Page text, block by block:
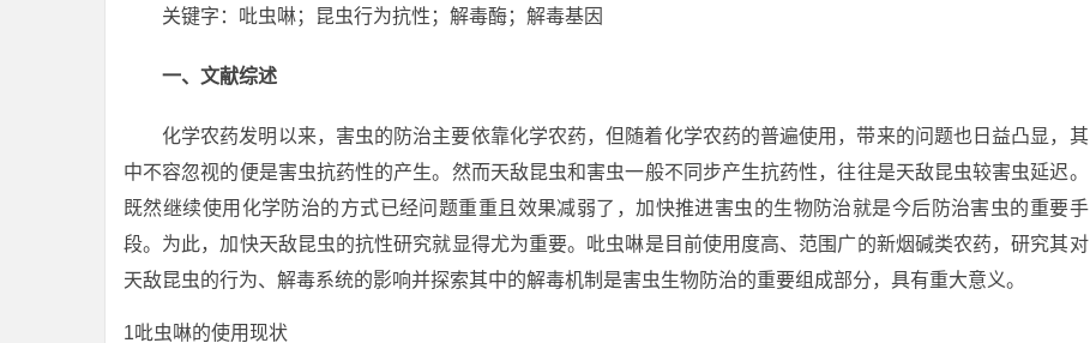
关键字：吡虫啉；昆虫行为抗性；解毒酶；解毒基因
一、文献综述
化学农药发明以来，害虫的防治主要依靠化学农药，但随着化学农药的普遍使用，带来的问题也日益凸显，其
中不容忽视的便是害虫抗药性的产生。然而天敌昆虫和害虫一般不同步产生抗药性，往往是天敌昆虫较害虫延迟。
既然继续使用化学防治的方式已经问题重重且效果减弱了，加快推进害虫的生物防治就是今后防治害虫的重要手
段。为此，加快天敌昆虫的抗性研究就显得尤为重要。吡虫啉是目前使用度高、范围广的新烟碱类农药，研究其对
天敌昆虫的行为、解毒系统的影响并探索其中的解毒机制是害虫生物防治的重要组成部分，具有重大意义。
1吡虫啉的使用现状